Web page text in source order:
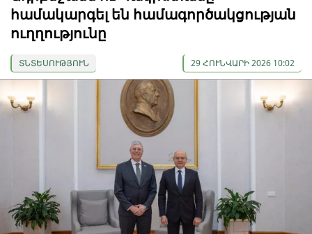
համակարգել են համագործակցության
ուղղությունը
ՏՆՏԵՍՈՒԹՅՈՒՆ 29 ՀՈՒՆՎԱՐԻ 2026 10:02